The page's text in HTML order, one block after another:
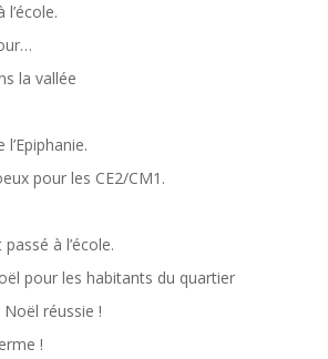
la vallée
pour les CE2/CM1.
à l’école.
pour les habitants du quartier
réussie !
!